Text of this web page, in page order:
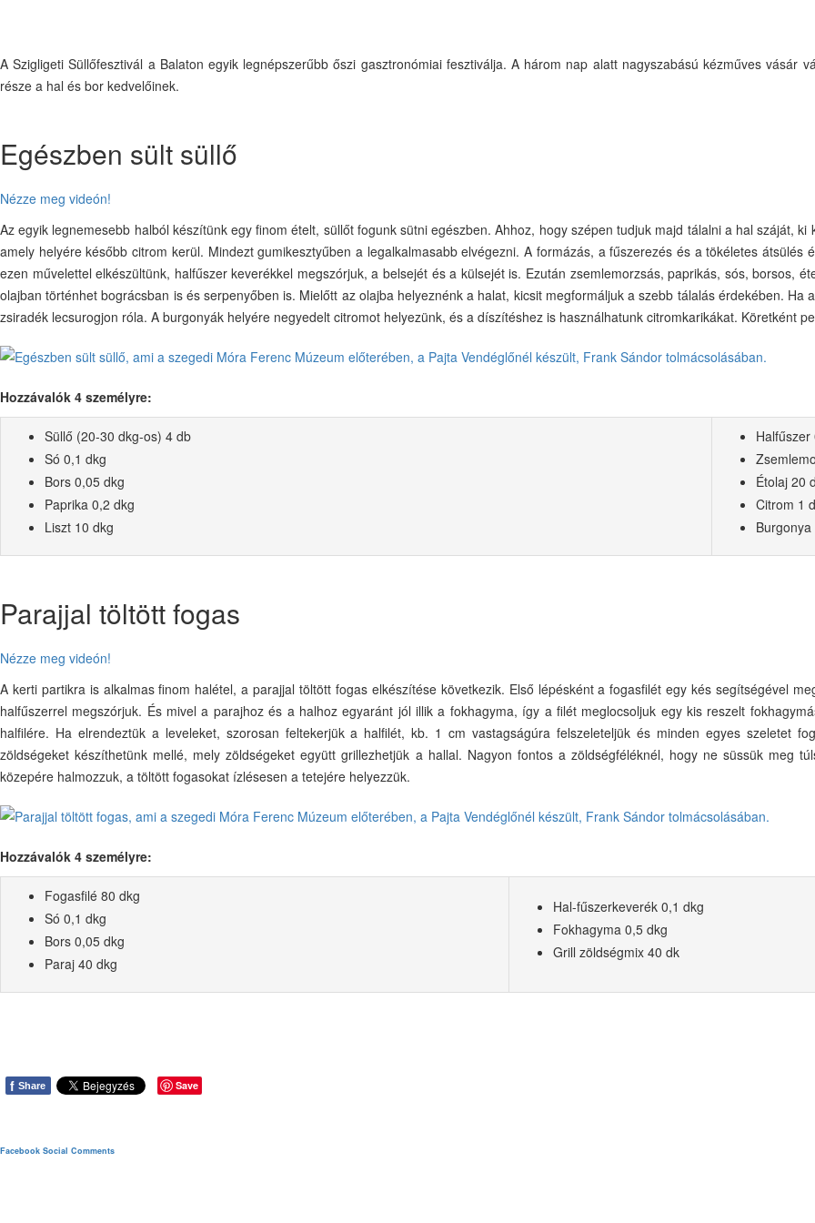
A Szigligeti Süllőfesztivál a Balaton egyik legnépszerűbb őszi gasztronómiai fesztiválja. A három nap alatt nagyszabású kézműves vásár
része a hal és bor kedvelőinek.
Egészben sült süllő
Nézze meg videón!
Az egyik legnemesebb halból készítünk egy finom ételt, süllőt fogunk sütni egészben. Ahhoz, hogy szépen tudjuk majd tálalni a hal száját,
amely helyére később citrom kerül. Mindezt gumikesztyűben a legalkalmasabb elvégezni. A formázás, a fűszerezés és a tökéletes
ezen művelettel elkészültünk, halfűszer keverékkel megszórjuk, a belsejét és a külsejét is. Ezután zsemlemorzsás, paprikás, sós, borsos,
olajban történhet bográcsban is és serpenyőben is. Mielőtt az olajba helyeznénk a halat, kicsit megformáljuk a szebb tálalás érdekében.
zsiradék lecsurogjon róla. A burgonyák helyére negyedelt citromot helyezünk, és a díszítéshez is használhatunk citromkarikákat. Köretként
Hozzávalók 4 személyre:
Süllő (20-30 dkg-os) 4 db
Só 0,1 dkg
Bors 0,05 dkg
Paprika 0,2 dkg
Liszt 10 dkg
Halfűszer
Étolaj 20
Citrom 1
Parajjal töltött fogas
Nézze meg videón!
A kerti partikra is alkalmas finom halétel, a parajjal töltött fogas elkészítése következik. Első lépésként a fogasfilét egy kés segítségével
halfűszerrel megszórjuk. És mivel a parajhoz és a halhoz egyaránt jól illik a fokhagyma, így a filét meglocsoljuk egy kis reszelt
halfilére. Ha elrendeztük a leveleket, szorosan feltekerjük a halfilét, kb. 1 cm vastagságúra felszeleteljük és minden egyes szeletet
zöldségeket készíthetünk mellé, mely zöldségeket együtt grillezhetjük a hallal. Nagyon fontos a zöldségféléknél, hogy ne süssük meg
közepére halmozzuk, a töltött fogasokat ízlésesen a tetejére helyezzük.
Hozzávalók 4 személyre:
Fogasfilé 80 dkg
Só 0,1 dkg
Bors 0,05 dkg
Paraj 40 dkg
Hal-fűszerkeverék 0,1 dkg
Fokhagyma 0,5 dkg
Grill zöldségmix 40 dk
f Share Save
Facebook Social Comments